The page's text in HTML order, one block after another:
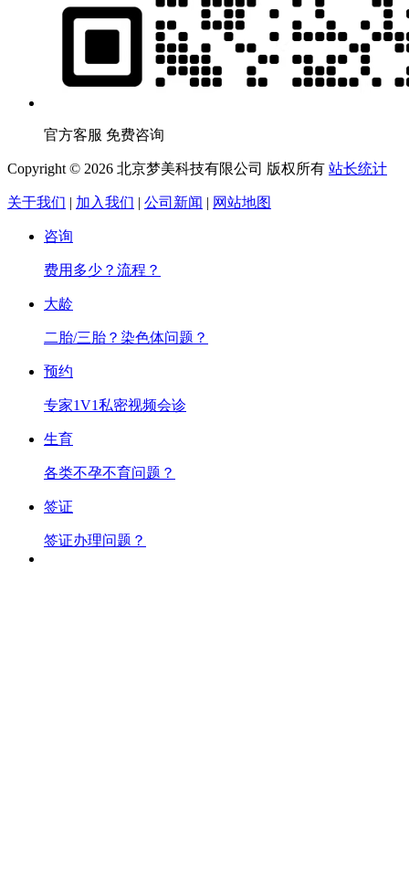
官方客服 免费咨询
Copyright © 2026 北京梦美科技有限公司 版权所有 站长统计
关于我们 | 加入我们 | 公司新闻 | 网站地图
咨询
费用多少？流程？
大龄
二胎/三胎？染色体问题？
预约
专家1V1私密视频会诊
生育
各类不孕不育问题？
签证
签证办理问题？